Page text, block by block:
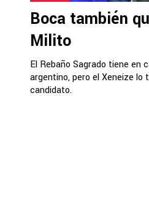
Boca también
Milito
El Rebaño Sagrado tiene en
argentino, pero el Xeneize lo
candidato.